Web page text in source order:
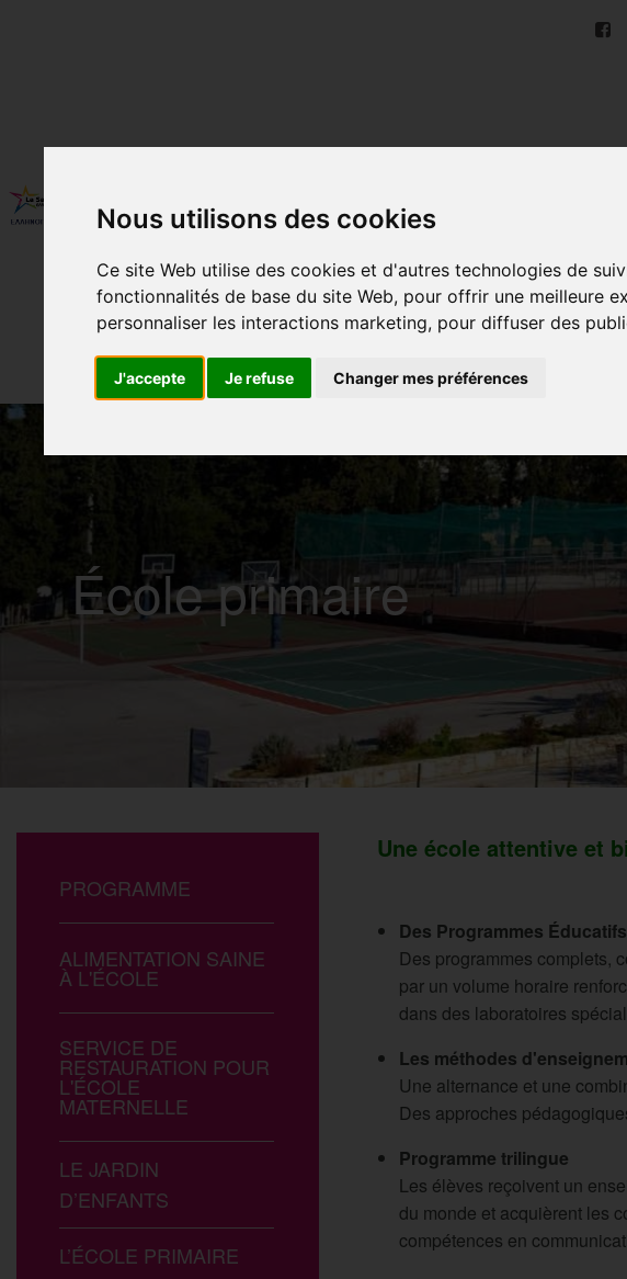
Nous utilisons des cookies
Ce site Web utilise des cookies et d'autres technologies de
fonctionnalités de base du site Web, pour offrir une meilleure
personnaliser les interactions marketing, pour diffuser des
J'accepte Je refuse Changer mes préférences
BUREAU D’ORIENTATION SCOLAIRE ET
École primaire
PROGRAMME
ALIMENTATION SAINE
À L'ÉCOLE
SERVICE DE
RESTAURATION POUR
L'ÉCOLE
MATERNELLE
LE JARDIN
D’ENFANTS
L’ÉCOLE PRIMAIRE
Une école attentive et
Des Programmes Éducatifs
Des programmes complets,
par un volume horaire
dans des laboratoires
Les méthodes
Une alternance et une
Des approches
Programme trilingue
Les élèves reçoivent un
du monde et acquièrent les
compétences en